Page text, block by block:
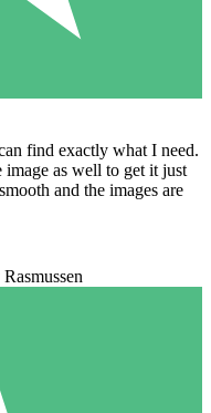
find exactly what I need.
as well to get it just
and the images are